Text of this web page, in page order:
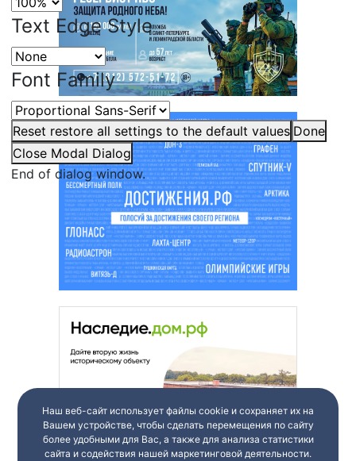
Text Edge Style
Font Family
Reset restore all settings to the default values Done
Close Modal Dialog
End of dialog window.
Наш веб-сайт использует файлы cookie и сохраняет их на
Вашем устройстве, чтобы сделать перемещения по сайту
более удобными для Вас, а также для анализа статистики
сайта и содействия нашей маркетинговой деятельности.